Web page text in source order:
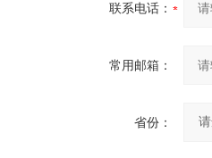
联系电话：
常用邮箱：
省份：